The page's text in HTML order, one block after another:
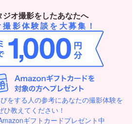
ジオ撮影をしたあなたへ
影体験談を大募集！
をする人の参考にあなたの撮影体験を
ひ教えてください！
ギフトカードプレゼント中